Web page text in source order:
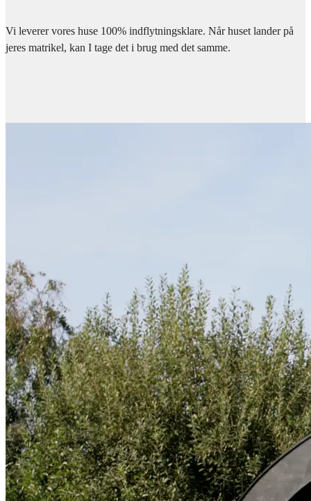
Vi leverer vores huse 100% indflytningsklare. Når huset lander på
jeres matrikel, kan I tage det i brug med det samme.